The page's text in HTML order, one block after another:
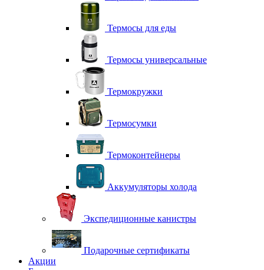
Термосы для еды
Термосы универсальные
Термокружки
Термосумки
Термоконтейнеры
Аккумуляторы холода
Экспедиционные канистры
Подарочные сертификаты
Акции